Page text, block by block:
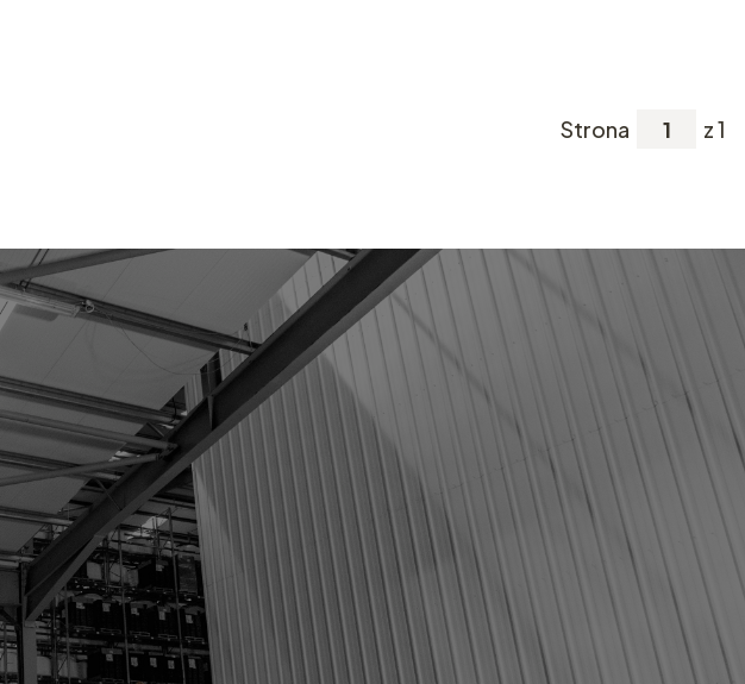
Strona z 1